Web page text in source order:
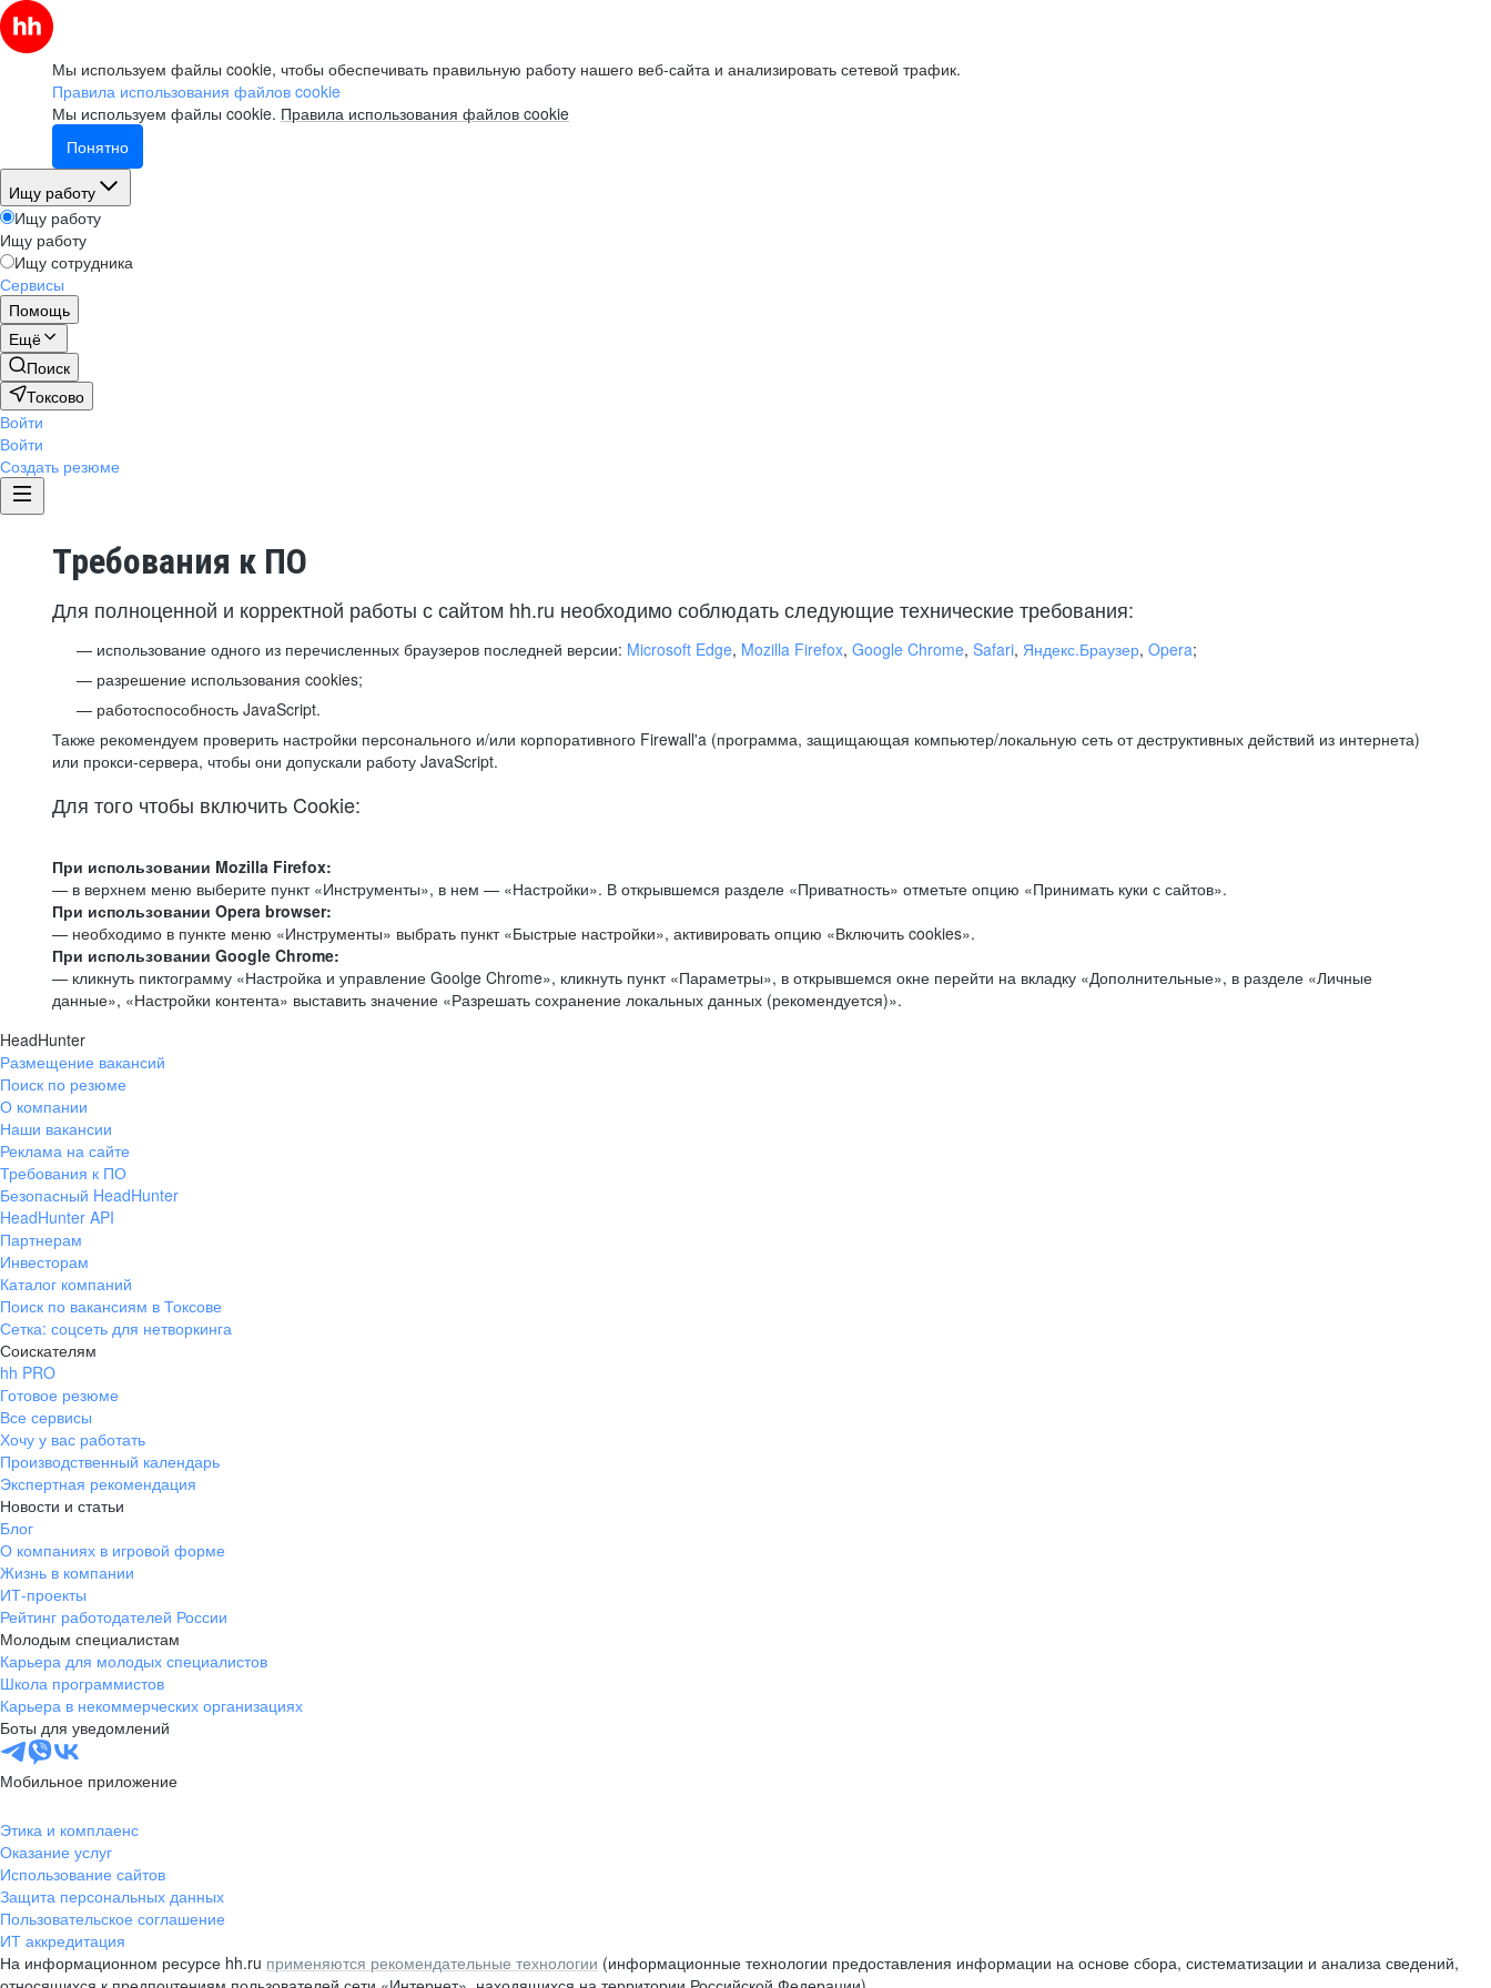
Мы используем файлы cookie, чтобы обеспечивать правильную работу нашего веб-сайта и анализировать сетевой трафик.
Правила использования файлов cookie
Мы используем файлы cookie. Правила использования файлов cookie
Понятно
Ищу работу
Ищу работу
Ищу работу
Ищу сотрудника
Сервисы
Помощь
Ещё
Поиск
Токсово
Войти
Войти
Создать резюме
Требования к ПО
Для полноценной и корректной работы с сайтом hh.ru необходимо соблюдать следующие технические требования:
использование одного из перечисленных браузеров последней версии: Microsoft Edge, Mozilla Firefox, Google Chrome, Safari, Яндекс.Браузер, Opera;
разрешение использования cookies;
работоспособность JavaScript.
Также рекомендуем проверить настройки персонального и/или корпоративного Firewall'a (программа, защищающая компьютер/локальную сеть от деструктивных действий из интернета)
или прокси-сервера, чтобы они допускали работу JavaScript.
Для того чтобы включить Cookie:
При использовании Mozilla Firefox:
— в верхнем меню выберите пункт «Инструменты», в нем — «Настройки». В открывшемся разделе «Приватность» отметьте опцию «Принимать куки с сайтов».
При использовании Opera browser:
— необходимо в пункте меню «Инструменты» выбрать пункт «Быстрые настройки», активировать опцию «Включить cookies».
При использовании Google Chrome:
— кликнуть пиктограмму «Настройка и управление Goolge Chrome», кликнуть пункт «Параметры», в открывшемся окне перейти на вкладку «Дополнительные», в разделе «Личные
данные», «Настройки контента» выставить значение «Разрешать сохранение локальных данных (рекомендуется)».
HeadHunter
Размещение вакансий
Поиск по резюме
О компании
Наши вакансии
Реклама на сайте
Требования к ПО
Безопасный HeadHunter
HeadHunter API
Партнерам
Инвесторам
Каталог компаний
Поиск по вакансиям в Токсове
Сетка: соцсеть для нетворкинга
Соискателям
hh PRO
Готовое резюме
Все сервисы
Хочу у вас работать
Производственный календарь
Экспертная рекомендация
Новости и статьи
Блог
О компаниях в игровой форме
Жизнь в компании
ИТ-проекты
Рейтинг работодателей России
Молодым специалистам
Карьера для молодых специалистов
Школа программистов
Карьера в некоммерческих организациях
Боты для уведомлений
Мобильное приложение
Этика и комплаенс
Оказание услуг
Использование сайтов
Защита персональных данных
Пользовательское соглашение
ИТ аккредитация
На информационном ресурсе hh.ru применяются рекомендательные технологии (информационные технологии предоставления информации на основе сбора, систематизации и анализа сведений,